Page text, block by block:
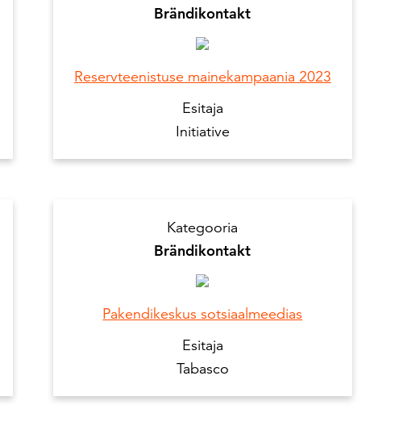
Brändikontakt
Reservteenistuse mainekampaania 2023
Esitaja
Initiative
Kategooria
Brändikontakt
Pakendikeskus sotsiaalmeedias
Esitaja
Tabasco